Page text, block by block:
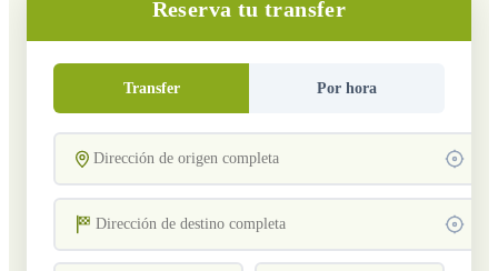
Reserva tu transfer
Transfer Por hora